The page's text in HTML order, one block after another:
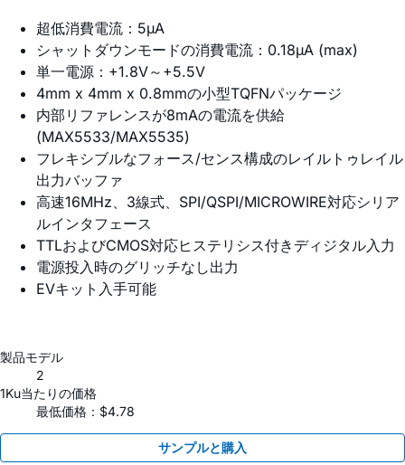
超低消費電流：5µA
シャットダウンモードの消費電流：0.18µA (max)
単一電源：+1.8V～+5.5V
4mm x 4mm x 0.8mmの小型TQFNパッケージ
内部リファレンスが8mAの電流を供給
(MAX5533/MAX5535)
フレキシブルなフォース/センス構成のレイルトゥレイル
出力バッファ
高速16MHz、3線式、SPI/QSPI/MICROWIRE対応シリア
ルインタフェース
TTLおよびCMOS対応ヒステリシス付きディジタル入力
電源投入時のグリッチなし出力
EVキット入手可能
製品モデル
2
1Ku当たりの価格
最低価格：$4.78
サンプルと購入